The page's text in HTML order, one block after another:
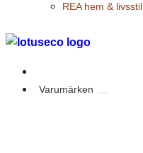
REA hem & livsstil
Varumärken